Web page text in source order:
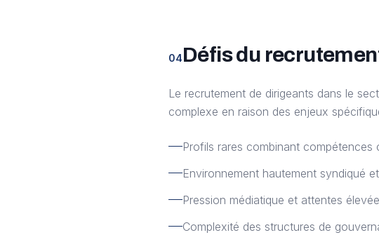
04Défis du
Le recrutement de dirigeants dans le
complexe en raison des enjeux
Profils rares combinant
Environnement hautement syndiqué
Pression médiatique et attentes
Complexité des structures de